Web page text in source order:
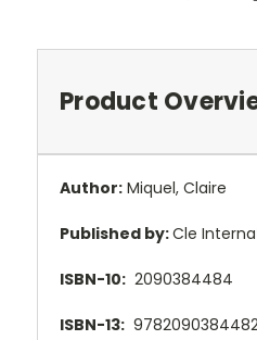
Product
Author: Miquel, Claire
Published by:Cle
ISBN-10: 2090384484
ISBN-13: